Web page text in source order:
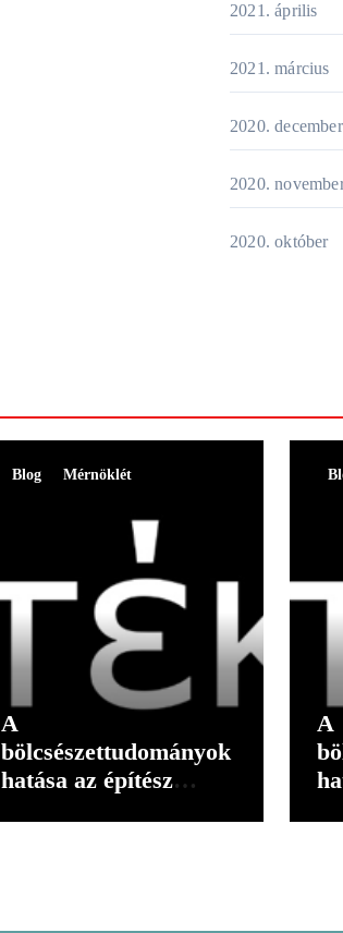
2021. április
2021. március
2020. december
2020.
2020. október
Blog Mérnöklét
A
bölcsészettudományok
hatása az építész
A